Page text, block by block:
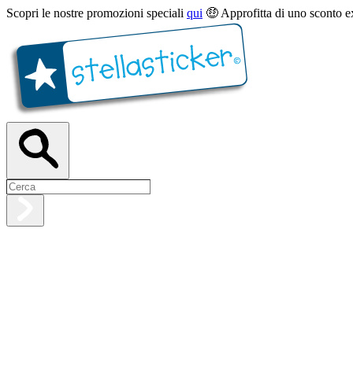
Scopri le nostre promozioni speciali qui 🤑 Approfitta di uno sconto